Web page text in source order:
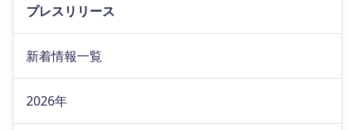
プレスリリース
新着情報一覧
2026年